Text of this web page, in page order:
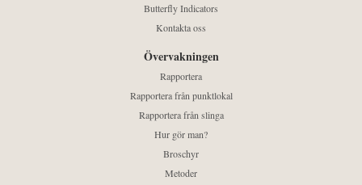
Butterfly Indicators
Kontakta oss
Övervakningen
Rapportera
Rapportera från punktlokal
Rapportera från slinga
Hur gör man?
Broschyr
Metoder